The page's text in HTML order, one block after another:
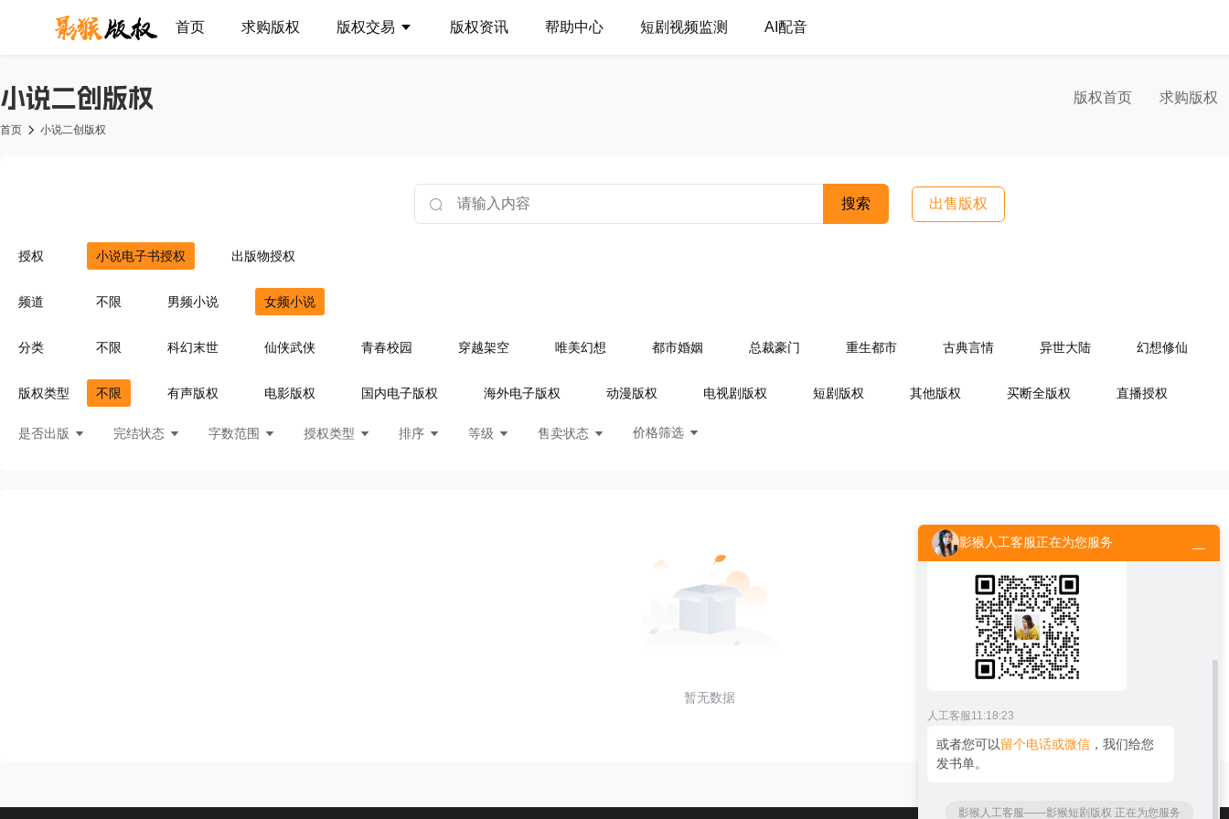
首页 求购版权 版权交易 版权资讯 帮助中心 短剧视频监测 AI配音
小说二创版权 版权首页 求购版权
首页 小说二创版权
搜索 出售版权
授权 小说电子书授权 出版物授权
频道 不限 男频小说 女频小说
分类 不限 科幻末世 仙侠武侠 青春校园 穿越架空 唯美幻想 都市婚姻 总裁豪门 重生都市 古典言情 异世大陆
幻想修仙
灵异惊悚
耽美百合 青梅竹马 菁菁校园 穿越女强 都市言情 豪门总裁 相爱职场 婚里婚外 重生复仇 穿越时空
复仇青春
灵异言情
悬疑灵异 现言刑侦 都市悬疑 魔幻 校园百合 玄幻言情
版权类型 不限 有声版权 电影版权 国内电子版权 海外电子版权 动漫版权 电视剧版权 短剧版权 其他版权 买断全版权 直播授权
是否出版 完结状态 字数范围 授权类型 排序 等级 售卖状态 价格筛选
暂无数据
影猴人工客服正在为您服务
欢迎添加官方微信：peiyinaihao
人工客服11:18:23
或者您可以留个电话或微信 ，我们给您
发书单。
影猴人工客服——影猴短剧版权 正在为您服务